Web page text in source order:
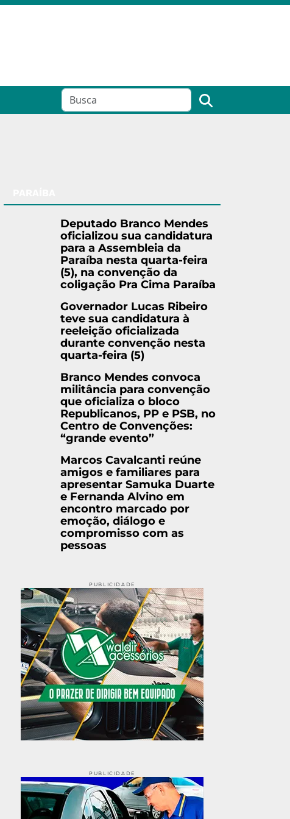
Deputado Branco Mendes
oficializou sua candidatura
para a Assembleia da
Paraíba nesta quarta-feira
(5), na convenção da
coligação Pra Cima Paraíba
Governador Lucas Ribeiro
teve sua candidatura à
reeleição oficializada
durante convenção nesta
quarta-feira (5)
Branco Mendes convoca
militância para convenção
que oficializa o bloco
Republicanos, PP e PSB, no
Centro de Convenções:
“grande evento”
Marcos Cavalcanti reúne
amigos e familiares para
apresentar Samuka Duarte
e Fernanda Alvino em
encontro marcado por
emoção, diálogo e
compromisso com as
pessoas
PUBLICIDADE
PUBLICIDADE